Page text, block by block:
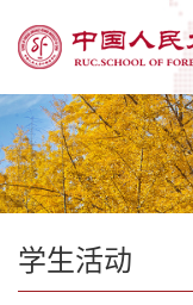
学生活动